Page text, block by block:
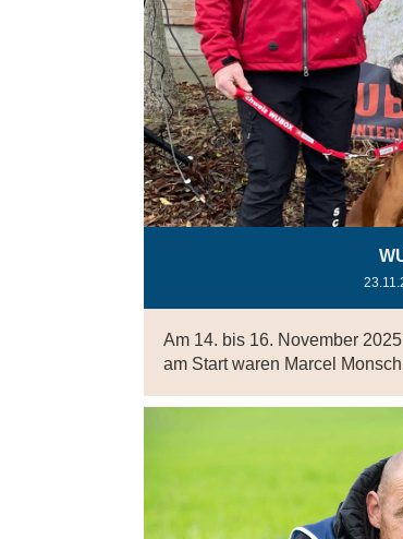
Am 14. bis 16. November
am Start waren Marcel